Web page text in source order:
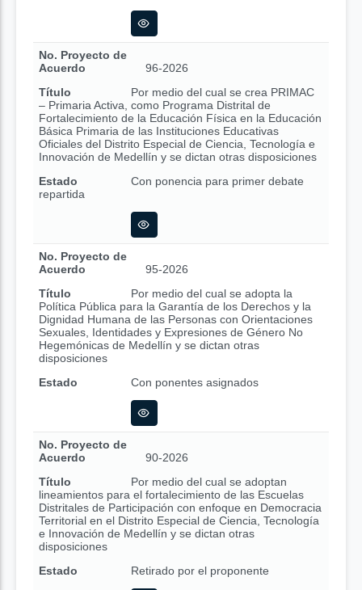
No. Proyecto de
Acuerdo
96-2026
Título
Por medio del cual se crea PRIMAC
– Primaria Activa, como Programa Distrital de
Fortalecimiento de la Educación Física en la Educación
Básica Primaria de las Instituciones Educativas
Oficiales del Distrito Especial de Ciencia, Tecnología e
Innovación de Medellín y se dictan otras disposiciones
Estado
Con ponencia para primer debate
repartida
No. Proyecto de
Acuerdo
95-2026
Título
Por medio del cual se adopta la
Política Pública para la Garantía de los Derechos y la
Dignidad Humana de las Personas con Orientaciones
Sexuales, Identidades y Expresiones de Género No
Hegemónicas de Medellín y se dictan otras
disposiciones
Estado
Con ponentes asignados
No. Proyecto de
Acuerdo
90-2026
Título
Por medio del cual se adoptan
lineamientos para el fortalecimiento de las Escuelas
Distritales de Participación con enfoque en Democracia
Territorial en el Distrito Especial de Ciencia, Tecnología
e Innovación de Medellín y se dictan otras
disposiciones
Estado
Retirado por el proponente